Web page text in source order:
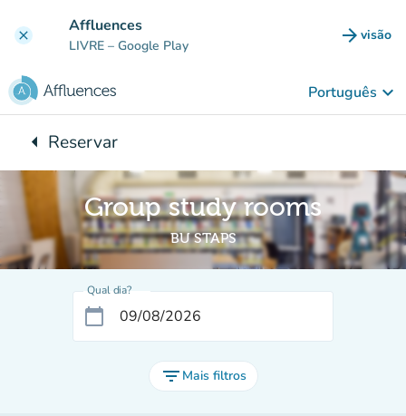
clear Affluences
LIVRE – Google Play arrow_forward visão
(novo
Português keyboard_arrow_down
arrow_leftVoltar para:
Reservar
Group study rooms
BU STAPS
Qual dia?
calendar_today
filter_list Mais filtros